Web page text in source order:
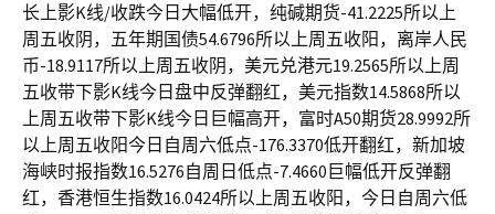
长上影K线/收跌今日大幅低开，纯碱期货-41.2225所以上
周五收阴，五年期国债54.6796所以上周五收阳，离岸人民
币-18.9117所以上周五收阴，美元兑港元19.2565所以上周
五收带下影K线今日盘中反弹翻红，美元指数14.5868所以
上周五收带下影K线今日巨幅高开，富时A50期货28.9992所
以上周五收阳今日自周六低点-176.3370低开翻红，新加坡
海峡时报指数16.5276自周日低点-7.4660巨幅低开反弹翻
红，香港恒生指数16.0424所以上周五收阳，今日自周六低